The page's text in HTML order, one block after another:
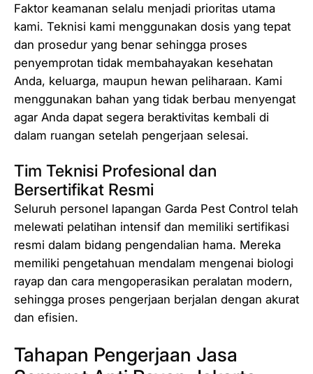
Faktor keamanan selalu menjadi prioritas utama
kami. Teknisi kami menggunakan dosis yang tepat
dan prosedur yang benar sehingga proses
penyemprotan tidak membahayakan kesehatan
Anda, keluarga, maupun hewan peliharaan. Kami
menggunakan bahan yang tidak berbau menyengat
agar Anda dapat segera beraktivitas kembali di
dalam ruangan setelah pengerjaan selesai.
Tim Teknisi Profesional dan
Bersertifikat Resmi
Seluruh personel lapangan Garda Pest Control telah
melewati pelatihan intensif dan memiliki sertifikasi
resmi dalam bidang pengendalian hama. Mereka
memiliki pengetahuan mendalam mengenai biologi
rayap dan cara mengoperasikan peralatan modern,
sehingga proses pengerjaan berjalan dengan akurat
dan efisien.
Tahapan Pengerjaan Jasa